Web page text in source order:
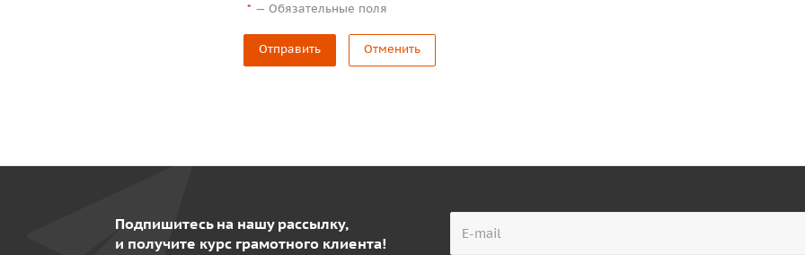
* —Обязательные поля
Отправить Отменить
Подпишитесь на нашу рассылку,
и получите курс грамотного клиента!